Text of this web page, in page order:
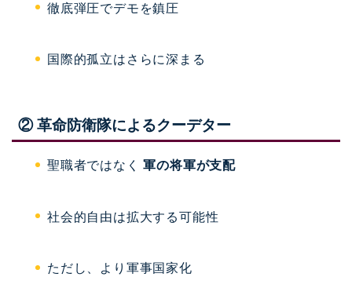
徹底弾圧でデモを鎮圧
国際的孤立はさらに深まる
② 革命防衛隊によるクーデター
聖職者ではなく軍の将軍が支配
社会的自由は拡大する可能性
ただし、より軍事国家化